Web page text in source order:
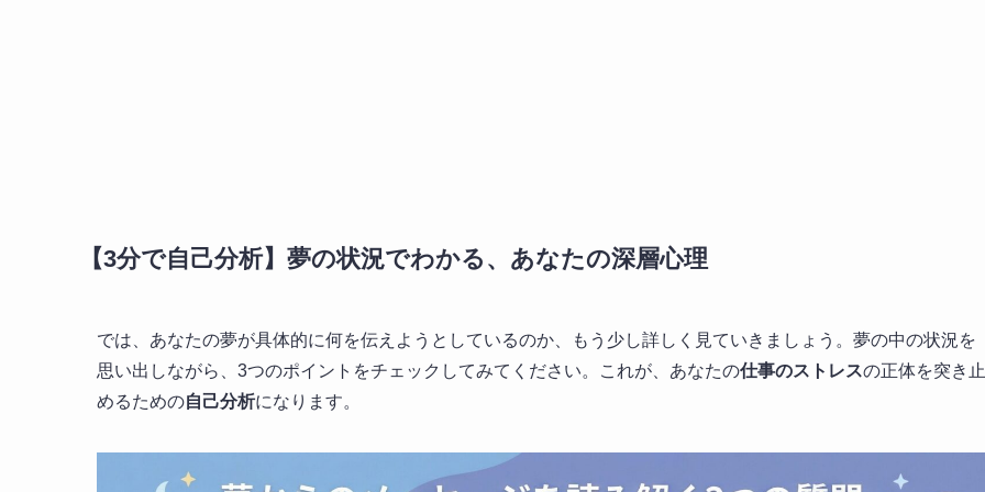
【3分で自己分析】夢の状況でわかる、あなたの深層心理
では、あなたの夢が具体的に何を伝えようとしているのか、もう少し詳しく見ていきましょう。夢の中の状況を
思い出しながら、3つのポイントをチェックしてみてください。これが、あなたの仕事のストレスの正体を突き止
めるための自己分析になります。